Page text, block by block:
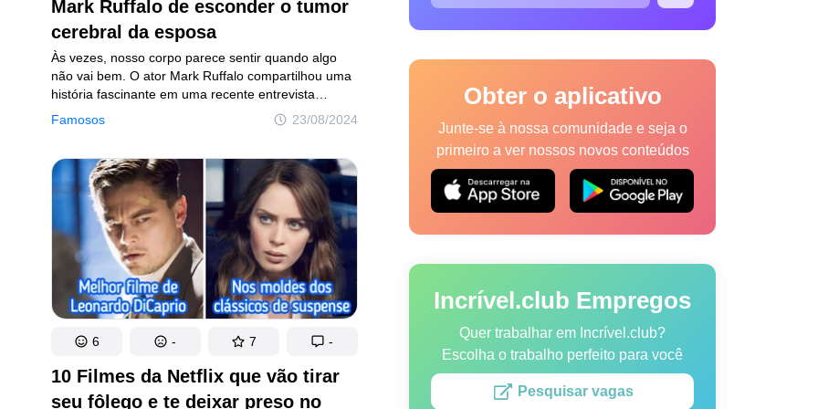
Mark Ruffalo de esconder o tumor
cerebral da esposa
Famosos 23/08/2024
Às vezes, nosso corpo parece sentir quando algo
não vai bem. O ator Mark Ruffalo compartilhou uma
história fascinante em uma recente entrevista
a um podcast. Ele teve um sonho maluco que
acabou se tornando uma realidade indesejada.
10 Filmes da Netflix que vão tirar
seu fôlego e te deixar preso no
6 - 7 -
Obter o aplicativo
Junte-se à nossa comunidade e seja o
primeiro a ver nossos novos conteúdos
Incrível.club Empregos
Quer trabalhar em Incrível.club?
Escolha o trabalho perfeito para você
Pesquisar vagas
Política de privacidade Política de Direitos de Autor Política de Cookies Termos de Serviço
Mapa do site
Direitos Autorais e não podem ser usados sem a devida autorização de Incrível.club.